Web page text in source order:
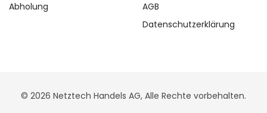
Abholung
AGB
Datenschutzerklärung
© 2026 Netztech Handels AG, Alle Rechte vorbehalten.